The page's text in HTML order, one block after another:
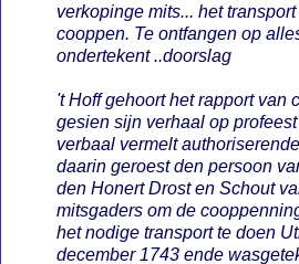
verkopinge mits... het
cooppen. Te ontfangen op
ondertekent ..doorslag
't Hoff gehoort het rapport van
gesien sijn verhaal op
verbaal vermelt
daarin geroest den persoon
den Honert Drost en Schout
mitsgaders om de
het nodige transport te doen
december 1743 ende